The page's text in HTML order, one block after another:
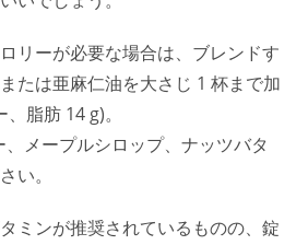
リーが必要な場合は、ブレンドす
たは亜麻仁油を大さじ 1 杯まで加
脂肪 14 g)。
メープルシロップ、ナッツバタ
い。
ミンが推奨されているものの、錠